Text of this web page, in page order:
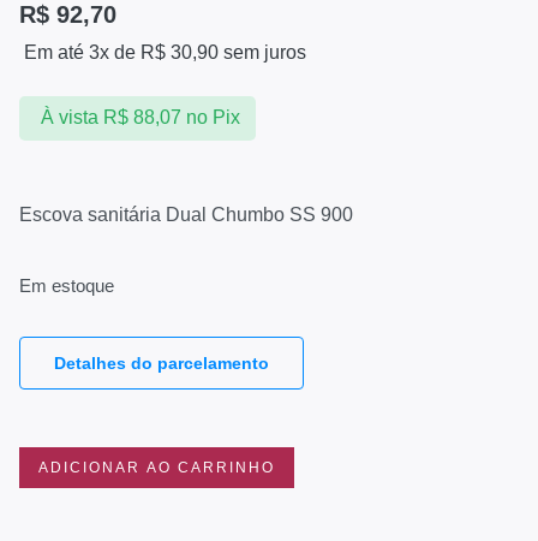
R$ 92,70
Em até 3x de R$ 30,90 sem juros
À vista R$88,07 no Pix
Escova sanitária Dual Chumbo SS 900
Em estoque
Detalhes do parcelamento
ADICIONAR AO CARRINHO